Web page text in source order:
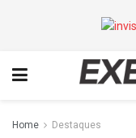
Home Destaques